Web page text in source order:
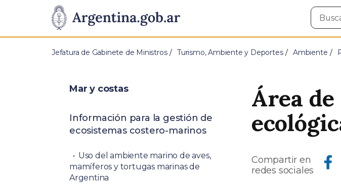
Presidencia
de
Pasar al contenido principal
Buscar
en
Jefatura de Gabinete de Ministros Turismo, Ambiente y Deportes Ambiente
Área
Compartir en
redes sociales
Compartir en Facebook
Mar y costas
Información para la gestión de
ecosistemas costero-marinos
Uso del ambiente marino de aves,
mamíferos y tortugas marinas de
Argentina